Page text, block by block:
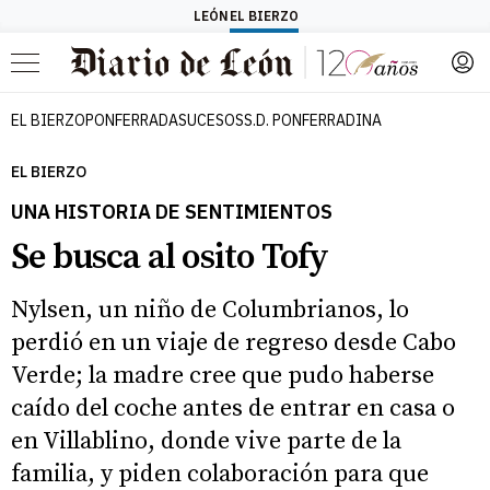
LEÓN EL BIERZO
Menú
EL BIERZOPONFERRADASUCESOSS.D. PONFERRADINA
EL BIERZO
UNA HISTORIA DE SENTIMIENTOS
Se busca al osito Tofy
Nylsen, un niño de Columbrianos, lo
perdió en un viaje de regreso desde Cabo
Verde; la madre cree que pudo haberse
caído del coche antes de entrar en casa o
en Villablino, donde vive parte de la
familia, y piden colaboración para que